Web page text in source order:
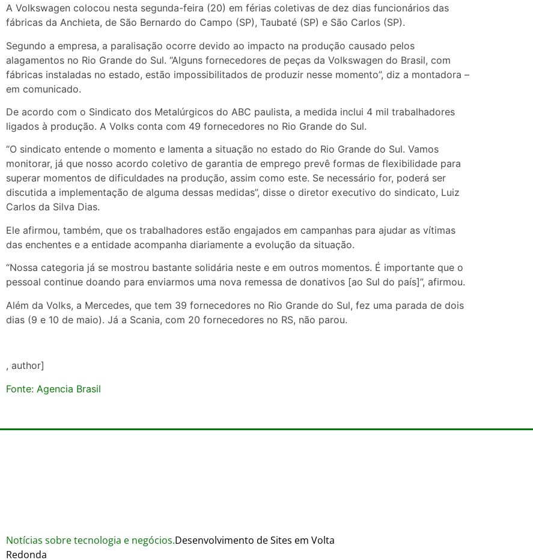
A Volkswagen colocou nesta segunda-feira (20) em férias coletivas de dez dias funcionários das
fábricas da Anchieta, de São Bernardo do Campo (SP), Taubaté (SP) e São Carlos (SP).
Segundo a empresa, a paralisação ocorre devido ao impacto na produção causado pelos
alagamentos no Rio Grande do Sul. “Alguns fornecedores de peças da Volkswagen do Brasil, com
fábricas instaladas no estado, estão impossibilitados de produzir nesse momento”, diz a montadora –
em comunicado.
De acordo com o Sindicato dos Metalúrgicos do ABC paulista, a medida inclui 4 mil trabalhadores
ligados à produção. A Volks conta com 49 fornecedores no Rio Grande do Sul.
“O sindicato entende o momento e lamenta a situação no estado do Rio Grande do Sul. Vamos
monitorar, já que nosso acordo coletivo de garantia de emprego prevê formas de flexibilidade para
superar momentos de dificuldades na produção, assim como este. Se necessário for, poderá ser
discutida a implementação de alguma dessas medidas”, disse o diretor executivo do sindicato, Luiz
Carlos da Silva Dias.
Ele afirmou, também, que os trabalhadores estão engajados em campanhas para ajudar as vítimas
das enchentes e a entidade acompanha diariamente a evolução da situação.
“Nossa categoria já se mostrou bastante solidária neste e em outros momentos. É importante que o
pessoal continue doando para enviarmos uma nova remessa de donativos [ao Sul do país]”, afirmou.
Além da Volks, a Mercedes, que tem 39 fornecedores no Rio Grande do Sul, fez uma parada de dois
dias (9 e 10 de maio). Já a Scania, com 20 fornecedores no RS, não parou.
, author]
Fonte: Agencia Brasil
Notícias sobre tecnologia e negócios.Desenvolvimento de Sites em Volta
Redonda